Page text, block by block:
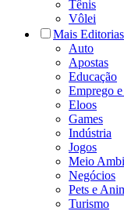
Tênis
Vôlei
Mais Editorias
Auto
Apostas
Educação
Emprego
Eloos
Games
Indústria
Jogos
Meio
Negócios
Pets e
Turismo